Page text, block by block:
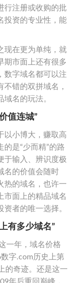
行注册或收购的批
投资的专业性，能
现在更为单纯，就
期市面上还有很多
数字域名都可以注
错的双拼域名，
名的玩法。
值连城”
以小博大，赚取高
是“少而精”的路
于输入、辨识度极
名的价值会随时
热的域名，也许一
市面上的精品域名
者的唯一选择。
有多少域名”
一年，域名价格
字.com历史上第
的奇迹。还是这一
年后重回巅峰，